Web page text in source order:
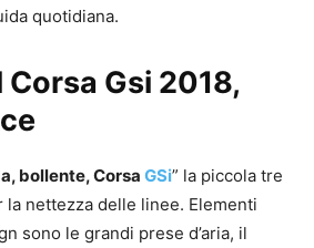
quotidiana.
Gsi 2018,
bollente, Corsa GSi” la piccola tre
nettezza delle linee. Elementi
sono le grandi prese d’aria, il